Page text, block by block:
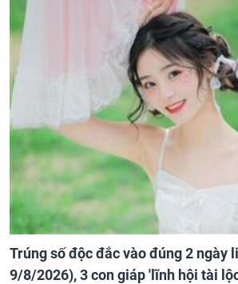
Trúng số độc đắc vào đúng 2 ngày
9/8/2026), 3 con giáp 'lĩnh hội tài